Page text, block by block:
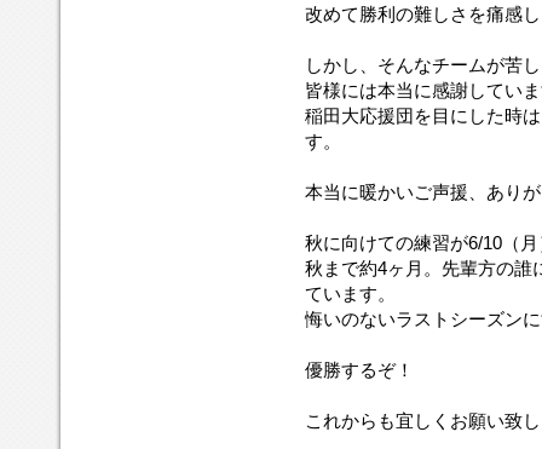
改めて勝利の難しさを痛感
しかし、そんなチームが苦
皆様には本当に感謝してい
稲田大応援団を目にした時
す。
本当に暖かいご声援、あり
秋に向けての練習が6/10（
秋まで約4ヶ月。先輩方の誰
ています。
悔いのないラストシーズン
優勝するぞ！
これからも宜しくお願い致